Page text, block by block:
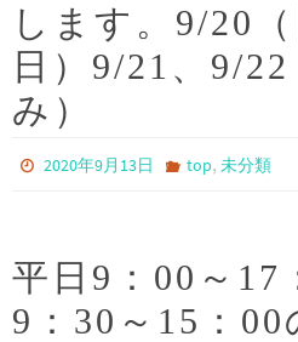
します。9/20
日）9/21、9/
み）
2020年9月13日 top, 未分類
平日9：00～
9：30～15：00